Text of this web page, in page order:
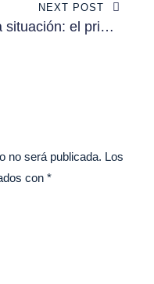
NEXT POST
el primer
no será publicada. Los
con *